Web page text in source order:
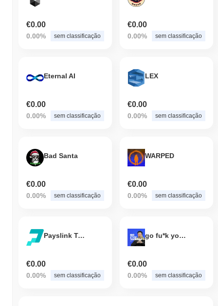
€0.00
0.00% sem classificação
€0.00
0.00% sem classificação
Eternal AI
€0.00
0.00% sem classificação
LEX
€0.00
0.00% sem classificação
Bad Santa
€0.00
0.00% sem classificação
WARPED
€0.00
0.00% sem classificação
Payslink Token
€0.00
0.00% sem classificação
go fu*k yourself.
€0.00
0.00% sem classificação